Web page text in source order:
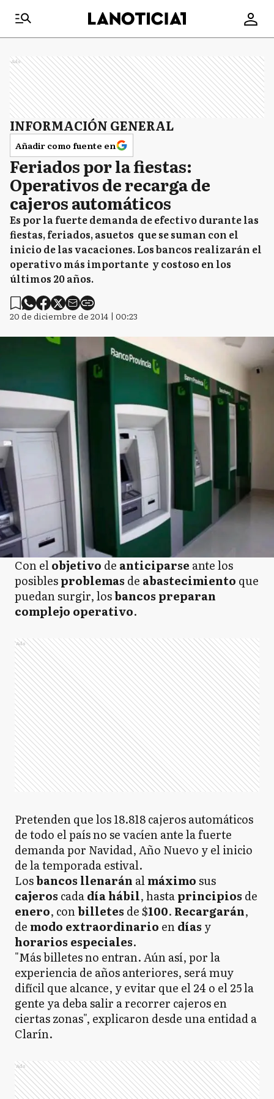
Ads
INFORMACIÓN GENERAL
Añadir como fuente en
Feriados por la fiestas:
Operativos de recarga de
cajeros automáticos
Es por la fuerte demanda de efectivo durante las
fiestas, feriados, asuetos que se suman con el
inicio de las vacaciones. Los bancos realizarán el
operativo más importante y costoso en los
últimos 20 años.
20 de diciembre de 2014 | 00:23
Con elobjetivo de anticiparse ante los
posiblesproblemas de abastecimiento que
puedan surgir, losbancos preparan
complejo operativo.
Ads
Pretenden que los 18.818 cajeros automáticos
de todo el país no se vacíen ante la fuerte
demanda por Navidad, Año Nuevo y el inicio
de la temporada estival.
Losbancos llenarán almáximosus
cajeros cadadía hábil, hastaprincipios de
enero, conbilletes de $100. Recargarán,
de modo extraordinario endías y
horarios especiales.
"Más billetes no entran. Aún así, por la
experiencia de años anteriores, será muy
difícil que alcance, y evitar que el 24 o el 25 la
gente ya deba salir a recorrer cajeros en
ciertas zonas", explicaron desde una entidad a
Clarín.
Ads